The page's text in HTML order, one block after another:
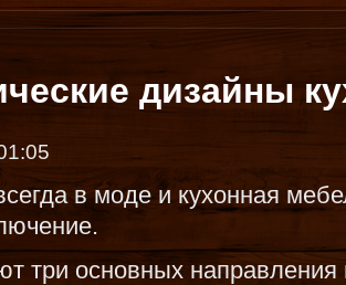
дизайны
в моде и кухонная
три основных направления